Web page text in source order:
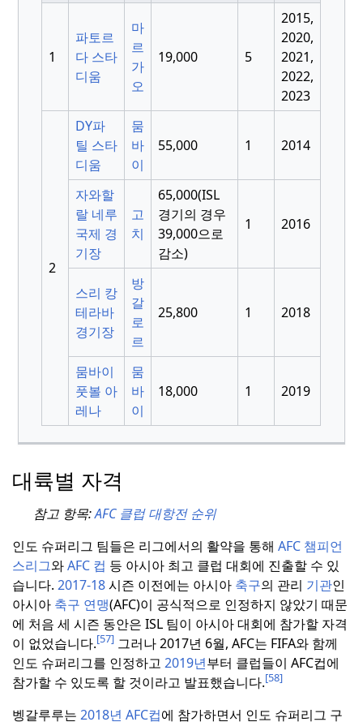
1
파토르
다 스타
디움
마
르
가
오
19,000 5
2015,
2020,
2021,
2022,
2023
2
DY파
틸 스타
디움
뭄
바
이
55,000 1 2014
자와할
랄 네루
국제 경
기장
고
치
65,000(ISL
경기의 경우
39,000으로
감소)
1 2016
스리 캉
테라바
경기장
방
갈
로
르
25,800 1 2018
뭄바이
풋볼 아
레나
뭄
바
이
18,000 1 2019
대륙별 자격
참고 항목:AFC 클럽 대항전 순위
인도 슈퍼리그 팀들은 리그에서의 활약을 통해 AFC 챔피언
스리그와AFC 컵 등 아시아 최고 클럽 대회에 진출할 수 있
습니다. 2017-18시즌 이전에는 아시아 축구의 관리 기관인
아시아 축구 연맹(AFC)이 공식적으로 인정하지 않았기 때문
에 처음 세 시즌 동안은 ISL 팀이 아시아 대회에 참가할 자격
이 없었습니다.[57] 그러나 2017년 6월, AFC는 FIFA와 함께
인도 슈퍼리그를 인정하고 2019년부터 클럽들이 AFC컵에
참가할 수 있도록 할 것이라고 발표했습니다.[58]
벵갈루루는 2018년 AFC컵에 참가하면서 인도 슈퍼리그 구